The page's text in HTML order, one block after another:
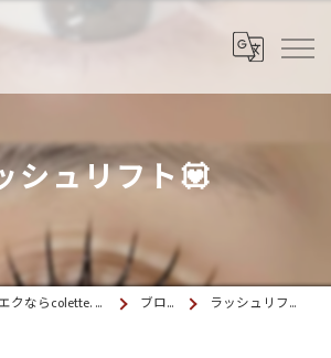
シュリフト💟
大阪府玉造のマツエクならcolette. 玉造 ブログ ラッシュリフト💟